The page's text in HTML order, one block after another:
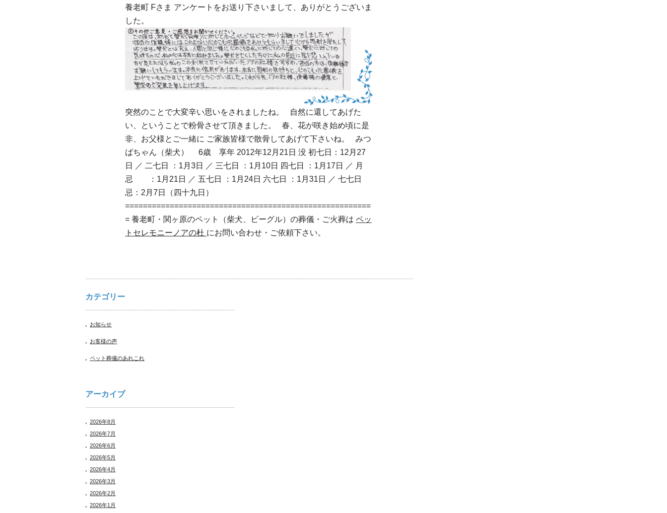
養老町 Fさま アンケートをお送り下さいまして、ありがとうございま
した。
突然のことで大変辛い思いをされましたね。 自然に還してあげた
い、ということで粉骨させて頂きました。 春、花が咲き始め頃に是
非、お父様とご一緒に ご家族皆様で散骨してあげて下さいね。 みつ
ばちゃん（柴犬） 6歳 享年 2012年12月21日 没 初七日：12月27
日 ／ 二七日 ：1月3日 ／ 三七日 ：1月10日 四七日 ：1月17日 ／ 月
忌 ：1月21日 ／ 五七日 ：1月24日 六七日 ：1月31日 ／ 七七日
忌：2月7日（四十九日）
=======================================================
= 養老町・関ヶ原のペット（柴犬、ビーグル）の葬儀・ご火葬は ペッ
トセレモニーノアの杜 にお問い合わせ・ご依頼下さい。
カテゴリー
お知らせ
お客様の声
ペット葬儀のあれこれ
アーカイブ
2026年8月
2026年7月
2026年6月
2026年5月
2026年4月
2026年3月
2026年2月
2026年1月